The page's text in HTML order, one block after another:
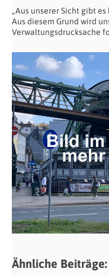
„Aus unserer Sicht gibt
Aus diesem Grund wird
Verwaltungsdrucksache
Ähnliche Beiträge: